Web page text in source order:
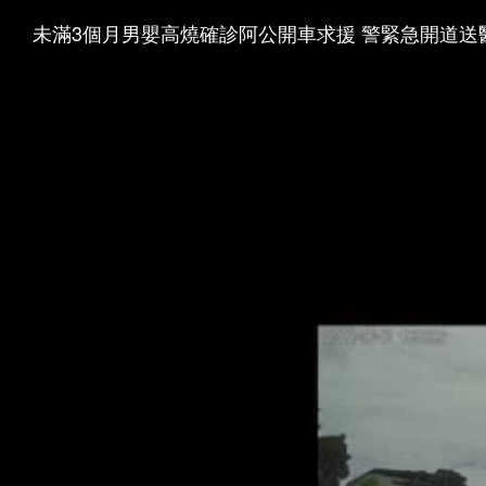
未滿3個月男嬰高燒確診阿公開車求援 警緊急開道送